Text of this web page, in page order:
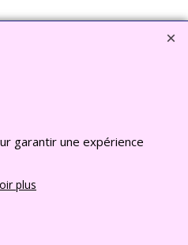
© Tous droits reserves
en ligne créés
le logiciel
garantir une expérience
plus